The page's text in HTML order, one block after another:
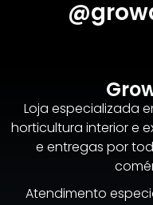
Loja especializada
horticultura interior e
e entregas por
Atendimento